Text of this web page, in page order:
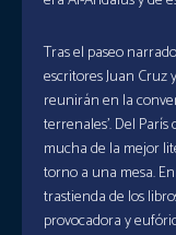
Tras el paseo
escritores Juan Cruz
reunirán en la
terrenales’. Del
mucha de la mejor
torno a una mesa.
trastienda de los
provocadora y